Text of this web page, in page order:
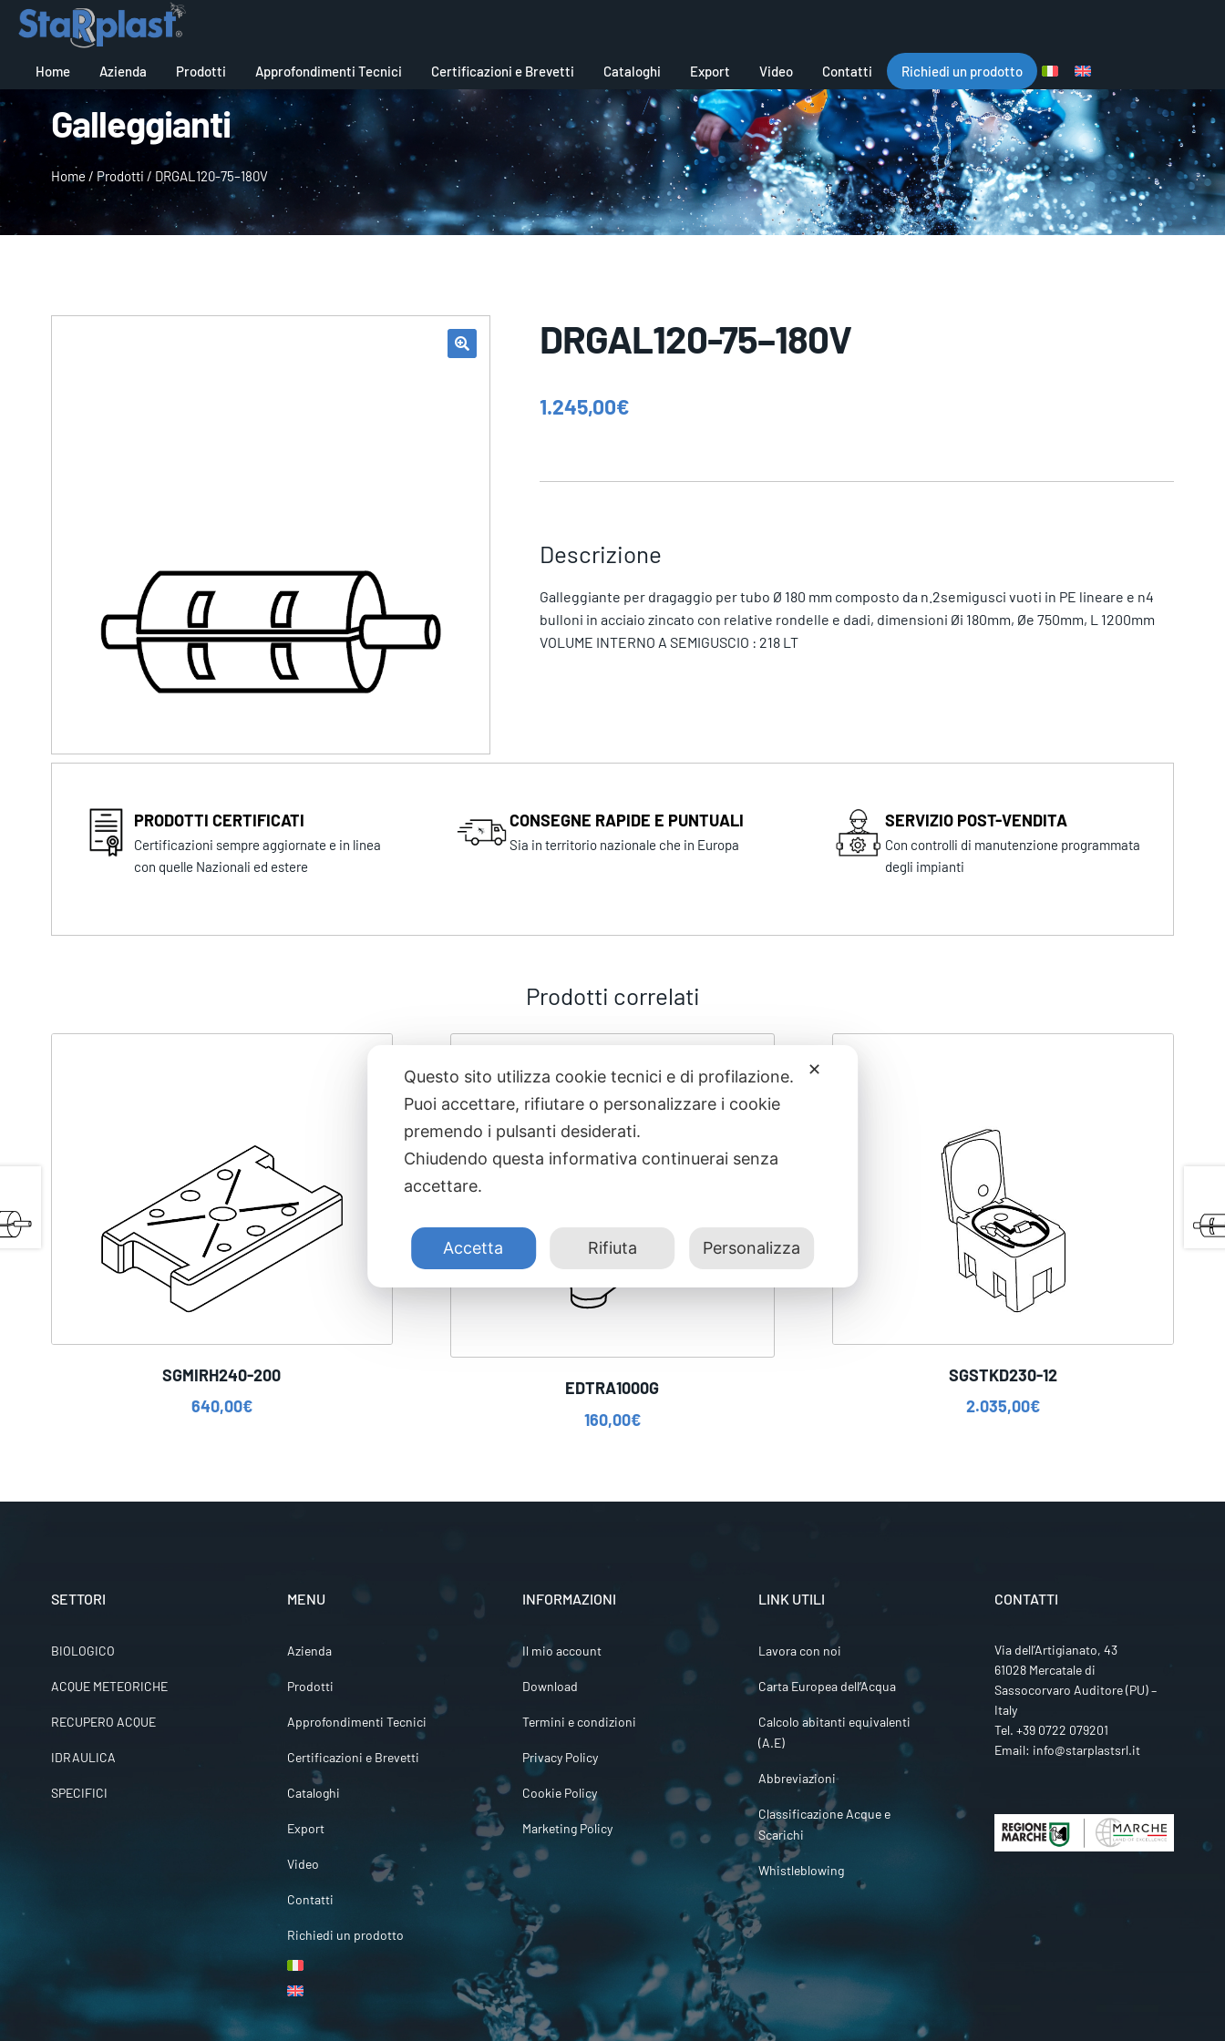
Home Azienda Prodotti Approfondimenti Tecnici Certificazioni e Brevetti Cataloghi Export Video Contatti Richiedi un prodotto
Galleggianti
Home / Prodotti / DRGAL120-75–180V
DRGAL120-75–180V
1.245,00€
Descrizione
Galleggiante per dragaggio per tubo Ø 180 mm composto da n.2semigusci vuoti in PE lineare e n4
bulloni in acciaio zincato con relative rondelle e dadi, dimensioni Øi 180mm, Øe 750mm, L 1200mm
VOLUME INTERNO A SEMIGUSCIO : 218 LT
PRODOTTI CERTIFICATI
Certificazioni sempre aggiornate e in linea
con quelle Nazionali ed estere
CONSEGNE RAPIDE E PUNTUALI
Sia in territorio nazionale che in Europa
SERVIZIO POST-VENDITA
Con controlli di manutenzione programmata
degli impianti
Prodotti correlati
SGMIRH240-200
640,00€
EDTRA1000G
160,00€
SGSTKD230-12
2.035,00€
SETTORI
BIOLOGICO
ACQUE METEORICHE
RECUPERO ACQUE
IDRAULICA
SPECIFICI
MENU
Azienda
Prodotti
Approfondimenti Tecnici
Certificazioni e Brevetti
Cataloghi
Export
Video
Contatti
Richiedi un prodotto
INFORMAZIONI
Il mio account
Download
Termini e condizioni
Privacy Policy
Cookie Policy
Marketing Policy
LINK UTILI
Lavora con noi
Carta Europea dell’Acqua
Calcolo abitanti equivalenti
(A.E)
Abbreviazioni
Classificazione Acque e
Scarichi
Whistleblowing
CONTATTI
Via dell’Artigianato, 43
61028 Mercatale di
Sassocorvaro Auditore (PU) –
Italy
Tel. +39 0722 079201
Email: info@starplastsrl.it
✕
Questo sito utilizza cookie tecnici e di profilazione.
Puoi accettare, rifiutare o personalizzare i cookie
premendo i pulsanti desiderati.
Chiudendo questa informativa continuerai senza
accettare.
Accetta Rifiuta Personalizza